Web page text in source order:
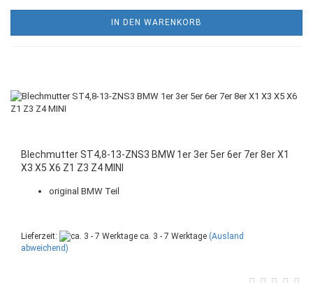
IN DEN WARENKORB
Blechmutter ST4,8-13-ZNS3 BMW 1er 3er 5er 6er 7er 8er X1
X3 X5 X6 Z1 Z3 Z4 MINI
original BMW Teil
Lieferzeit: ca. 3 - 7 Werktage (Ausland
abweichend)